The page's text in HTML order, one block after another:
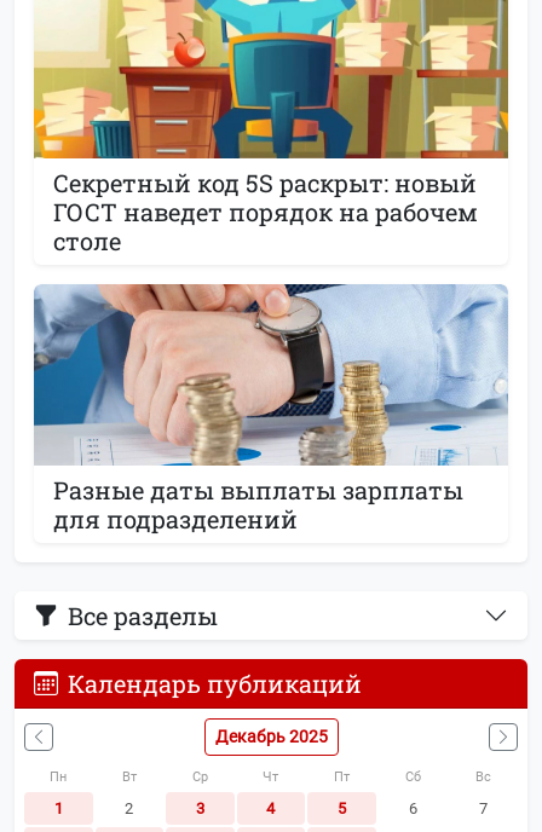
Все разделы
Календарь публикаций
Декабрь 2025
Пн Вт Ср Чт Пт Сб Вс
1 2 3 4 5 6
7
Секретный код 5S раскрыт: новый
ГОСТ наведет порядок на рабочем
столе
Разные даты выплаты зарплаты
для подразделений